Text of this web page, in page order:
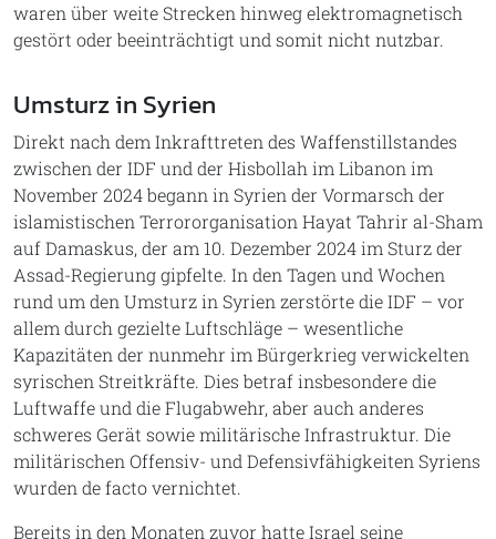
waren über weite Strecken hinweg elektromagnetisch
gestört oder beeinträchtigt und somit nicht nutzbar.
Umsturz in Syrien
Direkt nach dem Inkrafttreten des Waffenstillstandes
zwischen der IDF und der Hisbollah im Libanon im
November 2024 begann in Syrien der Vormarsch der
islamistischen Terrororganisation Hayat Tahrir al-Sham
auf Damaskus, der am 10. Dezember 2024 im Sturz der
Assad-Regierung gipfelte. In den Tagen und Wochen
rund um den Umsturz in Syrien zerstörte die IDF – vor
allem durch gezielte Luftschläge – wesentliche
Kapazitäten der nunmehr im Bürgerkrieg verwickelten
syrischen Streitkräfte. Dies betraf insbesondere die
Luftwaffe und die Flugabwehr, aber auch anderes
schweres Gerät sowie militärische Infrastruktur. Die
militärischen Offensiv- und Defensivfähigkeiten Syriens
wurden de facto vernichtet.
Bereits in den Monaten zuvor hatte Israel seine